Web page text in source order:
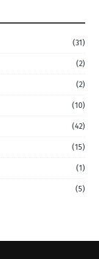
(31)
(2)
(2)
(10)
(42)
(15)
(1)
(5)